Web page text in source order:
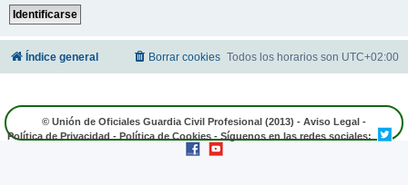
Índice general Todos los horarios son UTC+02:00
Borrar cookies
© Unión de Oficiales Guardia Civil Profesional (2013) - Aviso Legal -
Política de Privacidad - Política de Cookies - Síguenos en las redes sociales: